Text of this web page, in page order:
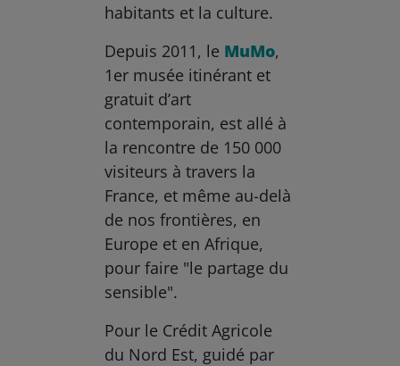
habitants et la culture.
Depuis 2011, le MuMo,
1er musée itinérant et
gratuit d’art
contemporain, est allé à
la rencontre de 150 000
visiteurs à travers la
France, et même au-delà
de nos frontières, en
Europe et en Afrique,
pour faire "le partage du
sensible".
Pour le Crédit Agricole
du Nord Est, guidé par